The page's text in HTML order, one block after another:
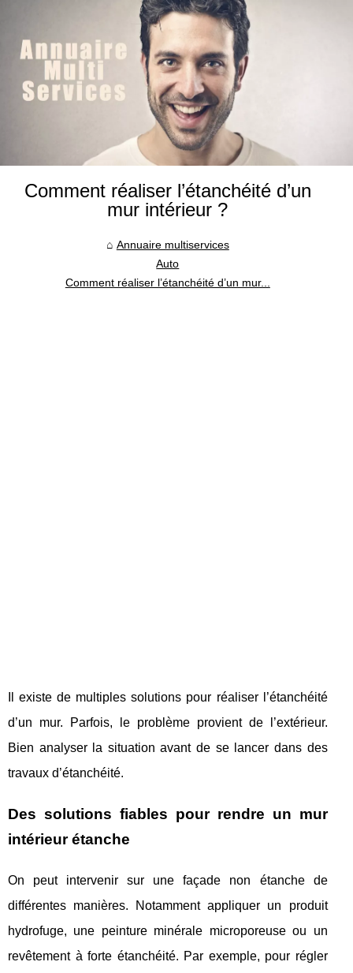
Comment réaliser l’étanchéité d’un
mur intérieur ?
Annuaire multiservices
Auto
Comment réaliser l’étanchéité d’un mur...
Il existe de multiples solutions pour réaliser l’étanchéité
d’un mur. Parfois, le problème provient de l’extérieur.
Bien analyser la situation avant de se lancer dans des
travaux d’étanchéité.
Des solutions fiables pour rendre un mur
intérieur étanche
On peut intervenir sur une façade non étanche de
différentes manières. Notamment appliquer un produit
hydrofuge, une peinture minérale microporeuse ou un
revêtement à forte étanchéité. Par exemple, pour régler